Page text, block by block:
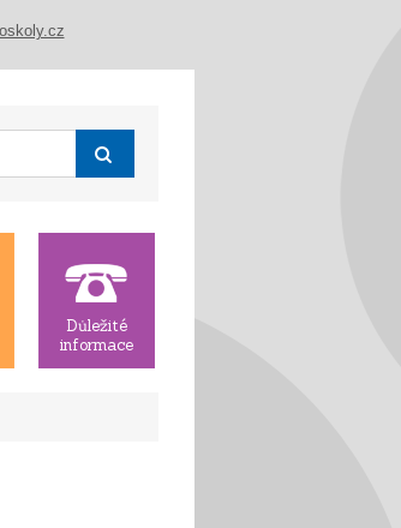
Důležité
informace